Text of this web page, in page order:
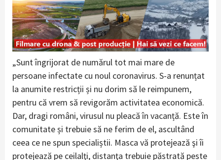
„Sunt îngrijorat de numărul tot mai mare de
persoane infectate cu noul coronavirus. S-a renunțat
la anumite restricții și nu dorim să le reimpunem,
pentru că vrem să revigorăm activitatea economică.
Dar, dragi români, virusul nu pleacă în vacanță. Este în
comunitate și trebuie să ne ferim de el, ascultând
ceea ce ne spun specialiștii. Masca vă protejează şi îi
protejează pe ceilalţi, distanţa trebuie păstrată peste